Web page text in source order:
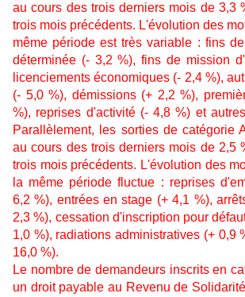
au cours des trois derniers mois de 3,3
trois mois précédents. L'évolution des
même période est très variable : fins
déterminée (- 3,2 %), fins de mission
licenciements économiques (- 2,4 %),
(- 5,0 %), démissions (+ 2,2 %),
%), reprises d'activité (- 4,8 %) et
Parallèlement, les sorties de catégorie
au cours des trois derniers mois de 2,5
trois mois précédents. L'évolution des
la même période fluctue : reprises
6,2 %), entrées en stage (+ 4,1 %),
2,3 %), cessation d'inscription pour
1,0 %), radiations administratives (+ 0,9
16,0 %).
Le nombre de demandeurs inscrits en
un droit payable au Revenu de